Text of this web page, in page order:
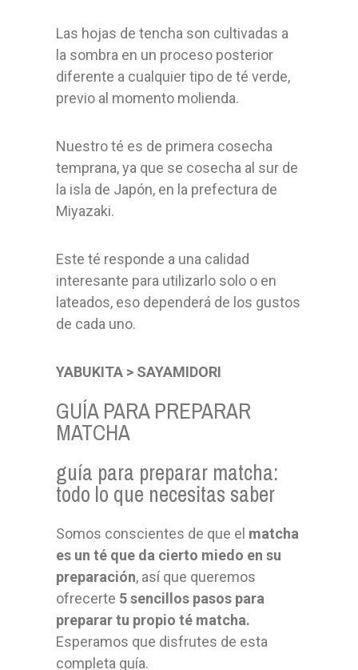
Las hojas de tencha son cultivadas a
la sombra en un proceso posterior
diferente a cualquier tipo de té verde,
previo al momento molienda.
Nuestro té es de primera cosecha
temprana, ya que se cosecha al sur de
la isla de Japón, en la prefectura de
Miyazaki.
Este té responde a una calidad
interesante para utilizarlo solo o en
lateados, eso dependerá de los gustos
de cada uno.
YABUKITA > SAYAMIDORI
GUÍA PARA PREPARAR
MATCHA
guía para preparar matcha:
todo lo que necesitas saber
Somos conscientes de que el matcha
es un té que da cierto miedo en su
preparación, así que queremos
ofrecerte 5 sencillos pasos para
preparar tu propio té matcha.
Esperamos que disfrutes de esta
completa guía.